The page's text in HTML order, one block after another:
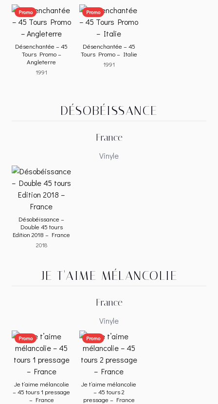
Promo
Désenchantée – 45
Tours Promo –
Angleterre
1991
Promo
Désenchantée – 45
Tours Promo – Italie
1991
DÉSOBÉISSANCE
France
Vinyle
Désobéissance –
Double 45 tours
Edition 2018 – France
2018
JE T'AIME MÉLANCOLIE
France
Vinyle
Promo
Je t’aime mélancolie
– 45 tours 1 pressage
– France
Promo
Je t’aime mélancolie
– 45 tours 2
pressage – France